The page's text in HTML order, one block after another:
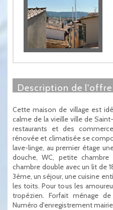
description de l'offre
Cette maison de village est
calme de la vieille ville de
restaurants et des
rénovée et climatisée se
lave-linge, au premier étage
douche, WC, petite
chambre double avec un lit de
3ème, un séjour, une cuisine
les toits. Pour tous les
tropézien. Forfait ménage
Numéro d'enregistrement mairie